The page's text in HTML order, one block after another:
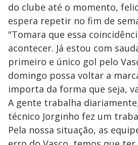
do clube até o momento,
espera repetir no fim de
"Tomara que essa
acontecer. Já estou com
primeiro e único gol pelo
domingo possa voltar a
importa da forma que seja,
A gente trabalha
técnico Jorginho fez um
Pela nossa situação, as